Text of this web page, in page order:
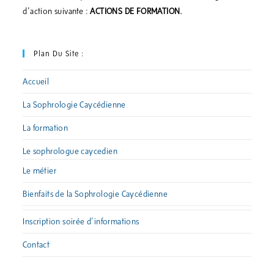
d’action suivante :ACTIONS DE FORMATION.
Plan Du Site :
Accueil
La Sophrologie Caycédienne
La formation
Le sophrologue caycedien
Le métier
Bienfaits de la Sophrologie Caycédienne
Inscription soirée d’informations
Contact